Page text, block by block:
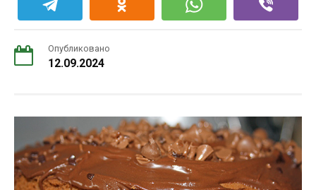
Опубликовано
12.09.2024